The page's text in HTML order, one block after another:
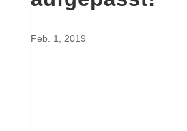
Feb. 1, 2019